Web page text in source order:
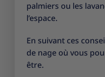
palmiers ou les
l’espace.
En suivant ces
de nage où vous
être.